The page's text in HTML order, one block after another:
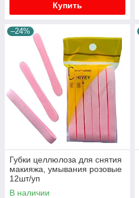
Купить
–24%
Губки целлюлоза для снятия
макияжа, умывания розовые
12шт/уп
В наличии